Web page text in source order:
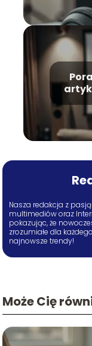
Nasza redakcja z
multimediów oraz
pokazując, że
zrozumiałe dla
najnowsze trendy!
Może Cię